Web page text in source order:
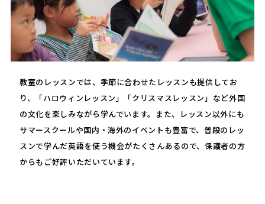
教室のレッスンでは、季節に合わせたレッスンも提供してお
り、「ハロウィンレッスン」「クリスマスレッスン」など外国
の文化を楽しみながら学んでいます。また、レッスン以外にも
サマースクールや国内・海外のイベントも豊富で、普段のレッ
スンで学んだ英語を使う機会がたくさんあるので、保護者の方
からもご好評いただいています。